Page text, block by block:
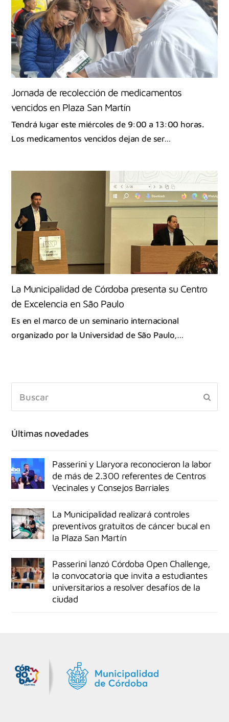
Jornada de recolección de medicamentos
vencidos en Plaza San Martín
Tendrá lugar este miércoles de 9:00 a 13:00 horas.
Los medicamentos vencidos dejan de ser…
La Municipalidad de Córdoba presenta su Centro
de Excelencia en São Paulo
Es en el marco de un seminario internacional
organizado por la Universidad de São Paulo,…
Últimas novedades
Passerini y Llaryora reconocieron la labor
de más de 2.300 referentes de Centros
Vecinales y Consejos Barriales
La Municipalidad realizará controles
preventivos gratuitos de cáncer bucal en
la Plaza San Martín
Passerini lanzó Córdoba Open Challenge,
la convocatoria que invita a estudiantes
universitarios a resolver desafíos de la
ciudad